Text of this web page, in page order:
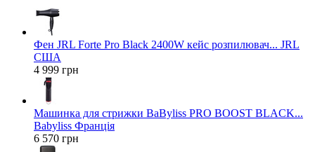
Фен JRL Forte Pro Black 2400W кейс розпилювач... JRL
США
4 999 грн
Машинка для стрижки BaByliss PRO BOOST BLACK...
Babyliss Франція
6 570 грн